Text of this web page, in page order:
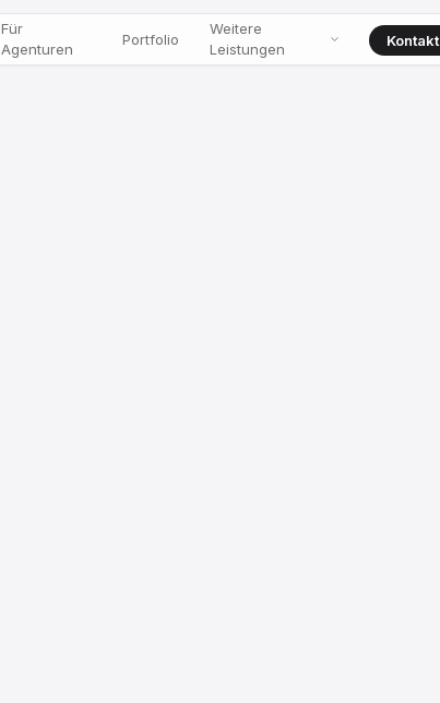
Für
Agenturen
Portfolio
Weitere
Leistungen
Kontakt